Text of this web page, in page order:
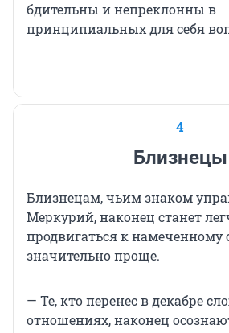
бдительны и непреклонны в
принципиальных для себя
4
Близнецы
Близнецам, чьим знаком
Меркурий, наконец станет
продвигаться к намеченному
значительно проще.
— Те, кто перенес в декабре
отношениях, наконец